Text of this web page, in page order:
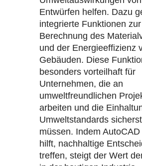
Entwürfen helfen. Dazu
integrierte Funktionen zur
Berechnung des
und der Energieeffizienz
Gebäuden. Diese
besonders vorteilhaft für
Unternehmen, die an
umweltfreundlichen
arbeiten und die
Umweltstandards
müssen. Indem
hilft, nachhaltige
treffen, steigt der Wert